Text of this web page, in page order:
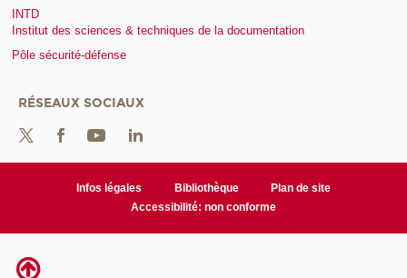
INTD
Institut des sciences & techniques de la documentation
Pôle sécurité-défense
RÉSEAUX SOCIAUX
Infos légales Bibliothèque
Plan de site
Accessibilité: non conforme